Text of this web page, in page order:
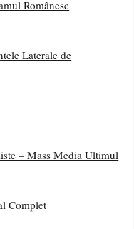
Românesc
Laterale de
– Mass Media Ultimul
Complet